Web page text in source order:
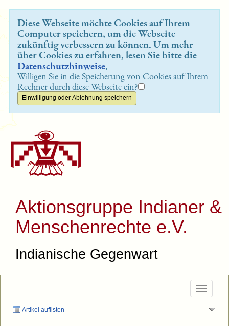
Diese Webseite möchte Cookies auf Ihrem
Computer speichern, um die Webseite
zukünftig verbessern zu können. Um mehr
über Cookies zu erfahren, lesen Sie bitte die
Datenschutzhinweise.
Willigen Sie in die Speicherung von Cookies auf Ihrem
Rechner durch diese Webseite ein?
Aktionsgruppe Indianer &
Menschenrechte e.V.
Indianische Gegenwart
Artikel auflisten